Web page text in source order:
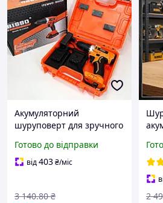
Акумуляторний
шуруповерт для зручного
та потужний інструмент
для дому
Готово до відправки
від403₴/міс
3 140.80 ₴ 2